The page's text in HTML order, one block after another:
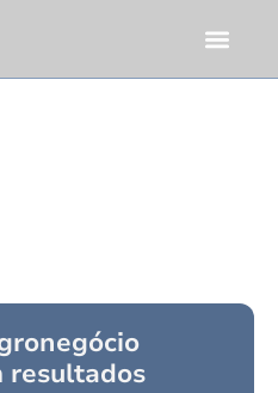
resultados